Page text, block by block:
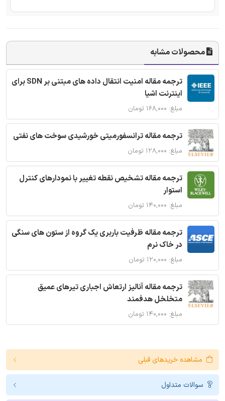
محصولات مشابه
ترجمه مقاله امنیت انتقال داده های مبتنی بر SDN برای
اینترنت اشیا
مبلغ: ۱۶۸,۰۰۰ تومان
ترجمه مقاله ترانسفورمیتی خورشیدی سوخت های نفتی
مبلغ: ۱۲۸,۰۰۰ تومان
ترجمه مقاله تشخیص نقطه تغییر با نمودارهای کنترل
استوار
مبلغ: ۱۴۰,۰۰۰ تومان
ترجمه مقاله ظرفیت باربری یک گروه از ستون های سنگی
در خاک نرم
مبلغ: ۱۲۰,۰۰۰ تومان
ترجمه مقاله آنالیز ارتعاش اجباری تیرهای عمیق
متخلخل هدفمند
مبلغ: ۱۴۰,۰۰۰ تومان
مشاهده خریدهای قبلی
سوالات متداول